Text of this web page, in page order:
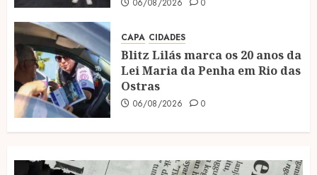
06/08/2026 0
CAPA CIDADES
Blitz Lilás marca os 20 anos da
Lei Maria da Penha em Rio das
Ostras
06/08/2026 0